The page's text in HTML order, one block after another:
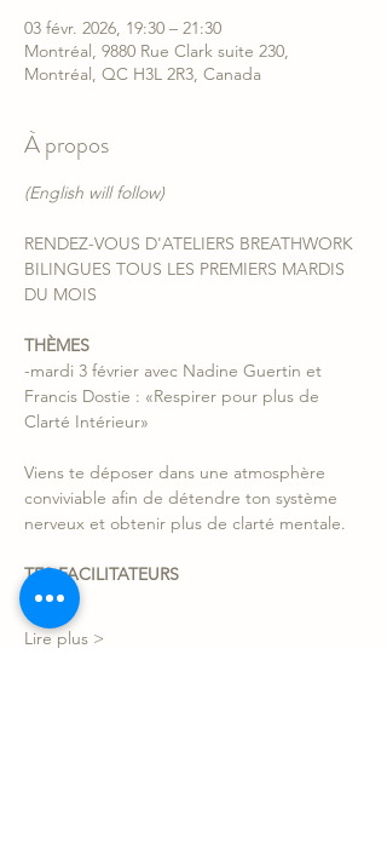
03 févr. 2026, 19:30 – 21:30
Montréal, 9880 Rue Clark suite 230,
Montréal, QC H3L 2R3, Canada
À propos
(English will follow)
RENDEZ-VOUS D'ATELIERS BREATHWORK
BILINGUES TOUS LES PREMIERS MARDIS
DU MOIS
THÈMES
-mardi 3 février avec Nadine Guertin et
Francis Dostie : «Respirer pour plus de
Clarté Intérieur»
Viens te déposer dans une atmosphère
conviviable afin de détendre ton système
nerveux et obtenir plus de clarté mentale.
TES FACILITATEURS
Lire plus >